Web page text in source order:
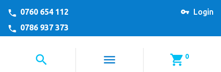
Login
0760 654 112
0786 937 373
0